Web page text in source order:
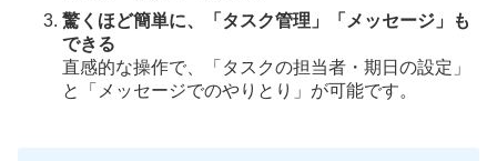
驚くほど簡単に、「タスク管理」「メッセージ」も
できる
直感的な操作で、「タスクの担当者・期日の設定」
と「メッセージでのやりとり」が可能です。